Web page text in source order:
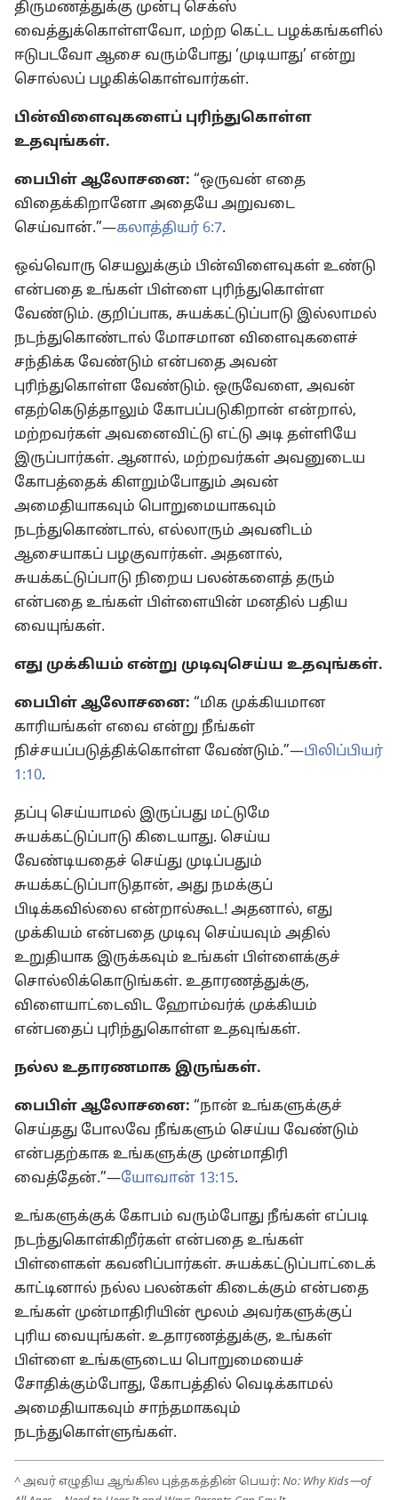
திருமணத்துக்கு முன்பு செக்ஸ்
வைத்துக்கொள்ளவோ, மற்ற கெட்ட பழக்கங்களில்
ஈடுபடவோ ஆசை வரும்போது ‘முடியாது’ என்று
சொல்லப் பழகிக்கொள்வார்கள்.
பின்விளைவுகளைப் புரிந்துகொள்ள
உதவுங்கள்.
பைபிள் ஆலோசனை: “ஒருவன் எதை
விதைக்கிறானோ அதையே அறுவடை
செய்வான்.”—கலாத்தியர் 6:7.
ஒவ்வொரு செயலுக்கும் பின்விளைவுகள் உண்டு
என்பதை உங்கள் பிள்ளை புரிந்துகொள்ள
வேண்டும். குறிப்பாக, சுயக்கட்டுப்பாடு இல்லாமல்
நடந்துகொண்டால் மோசமான விளைவுகளைச்
சந்திக்க வேண்டும் என்பதை அவன்
புரிந்துகொள்ள வேண்டும். ஒருவேளை, அவன்
எதற்கெடுத்தாலும் கோபப்படுகிறான் என்றால்,
மற்றவர்கள் அவனைவிட்டு எட்டு அடி தள்ளியே
இருப்பார்கள். ஆனால், மற்றவர்கள் அவனுடைய
கோபத்தைக் கிளறும்போதும் அவன்
அமைதியாகவும் பொறுமையாகவும்
நடந்துகொண்டால், எல்லாரும் அவனிடம்
ஆசையாகப் பழகுவார்கள். அதனால்,
சுயக்கட்டுப்பாடு நிறைய பலன்களைத் தரும்
என்பதை உங்கள் பிள்ளையின் மனதில் பதிய
வையுங்கள்.
எது முக்கியம் என்று முடிவுசெய்ய உதவுங்கள்.
பைபிள் ஆலோசனை: “மிக முக்கியமான
காரியங்கள் எவை என்று நீங்கள்
நிச்சயப்படுத்திக்கொள்ள வேண்டும்.”—பிலிப்பியர்
1:10.
தப்பு செய்யாமல் இருப்பது மட்டுமே
சுயக்கட்டுப்பாடு கிடையாது. செய்ய
வேண்டியதைச் செய்து முடிப்பதும்
சுயக்கட்டுப்பாடுதான், அது நமக்குப்
பிடிக்கவில்லை என்றால்கூட! அதனால், எது
முக்கியம் என்பதை முடிவு செய்யவும் அதில்
உறுதியாக இருக்கவும் உங்கள் பிள்ளைக்குச்
சொல்லிக்கொடுங்கள். உதாரணத்துக்கு,
விளையாட்டைவிட ஹோம்வர்க் முக்கியம்
என்பதைப் புரிந்துகொள்ள உதவுங்கள்.
நல்ல உதாரணமாக இருங்கள்.
பைபிள் ஆலோசனை: “நான் உங்களுக்குச்
செய்தது போலவே நீங்களும் செய்ய வேண்டும்
என்பதற்காக உங்களுக்கு முன்மாதிரி
வைத்தேன்.”—யோவான் 13:15.
உங்களுக்குக் கோபம் வரும்போது நீங்கள் எப்படி
நடந்துகொள்கிறீர்கள் என்பதை உங்கள்
பிள்ளைகள் கவனிப்பார்கள். சுயக்கட்டுப்பாட்டைக்
காட்டினால் நல்ல பலன்கள் கிடைக்கும் என்பதை
உங்கள் முன்மாதிரியின் மூலம் அவர்களுக்குப்
புரிய வையுங்கள். உதாரணத்துக்கு, உங்கள்
பிள்ளை உங்களுடைய பொறுமையைச்
சோதிக்கும்போது, கோபத்தில் வெடிக்காமல்
அமைதியாகவும் சாந்தமாகவும்
நடந்துகொள்ளுங்கள்.
^அவர் எழுதிய ஆங்கில புத்தகத்தின் பெயர்:No: Why Kids​—of